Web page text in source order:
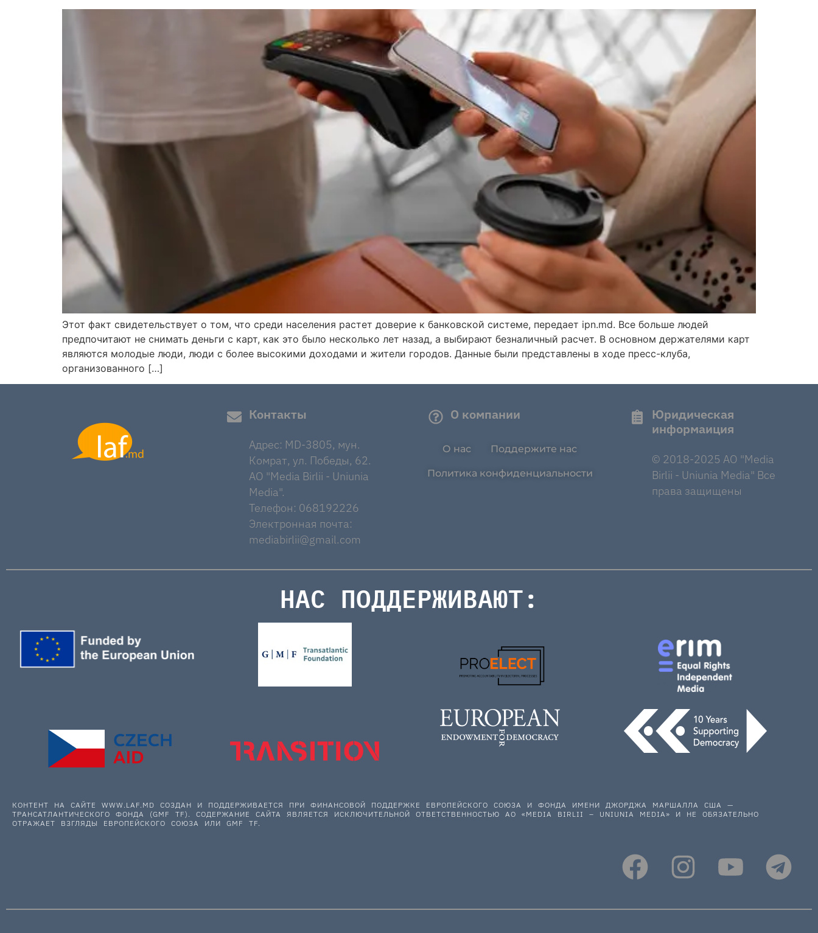
Этот факт свидетельствует о том, что среди населения растет доверие к банковской системе, передает ipn.md. Все больше людей
предпочитают не снимать деньги с карт, как это было несколько лет назад, а выбирают безналичный расчет. В основном держателями карт
являются молодые люди, люди с более высокими доходами и жители городов. Данные были представлены в ходе пресс-клуба,
организованного […]
Контакты
Адрес: MD-3805, мун.
Комрат, ул. Победы, 62.
AO "Media Birlii - Uniunia
Media".
Телефон: 068192226
Электронная почта:
mediabirlii@gmail.com
О компании
О нас Поддержите нас
Политика конфиденциальности
Юридическая
информаиция
© 2018-2025 AO "Media
Birlii - Uniunia Media" Все
права защищены
НАС ПОДДЕРЖИВАЮТ:
КОНТЕНТ НА САЙТЕ WWW.LAF.MD СОЗДАН И ПОДДЕРЖИВАЕТСЯ ПРИ ФИНАНСОВОЙ ПОДДЕРЖКЕ ЕВРОПЕЙСКОГО СОЮЗА И ФОНДА ИМЕНИ ДЖОРДЖА МАРШАЛЛА США —
ТРАНСАТЛАНТИЧЕСКОГО ФОНДА (GMF TF). СОДЕРЖАНИЕ САЙТА ЯВЛЯЕТСЯ ИСКЛЮЧИТЕЛЬНОЙ ОТВЕТСТВЕННОСТЬЮ АО «MEDIA BIRLII – UNIUNIA MEDIA» И НЕ ОБЯЗАТЕЛЬНО
ОТРАЖАЕТ ВЗГЛЯДЫ ЕВРОПЕЙСКОГО СОЮЗА ИЛИ GMF TF.